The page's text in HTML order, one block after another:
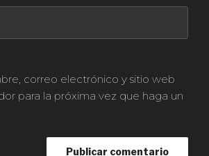
correo electrónico y sitio web
para la próxima vez que haga un